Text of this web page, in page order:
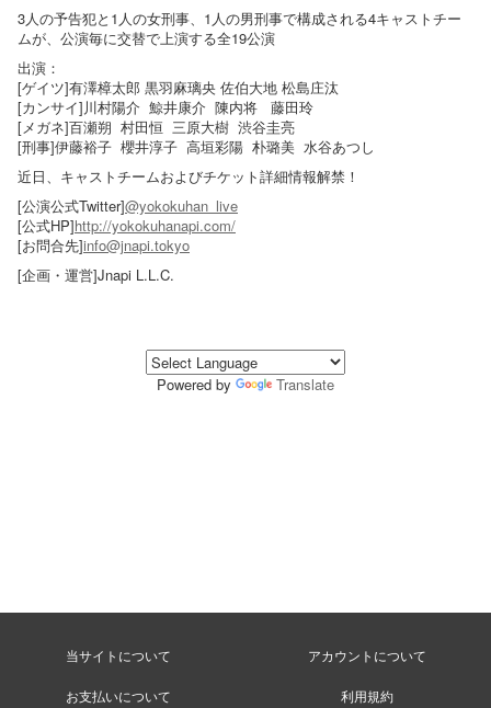
3人の予告犯と1人の女刑事、1人の男刑事で構成される4キャストチー
ムが、公演毎に交替で上演する全19公演
出演：
[ゲイツ]有澤樟太郎 黒羽麻璃央 佐伯大地 松島庄汰
[カンサイ]川村陽介 鯨井康介 陳内将 藤田玲
[メガネ]百瀬朔 村田恒 三原大樹 渋谷圭亮
[刑事]伊藤裕子 櫻井淳子 高垣彩陽 朴璐美 水谷あつし
近日、キャストチームおよびチケット詳細情報解禁！
[公演公式Twitter]@yokokuhan_live
[公式HP]http://yokokuhanapi.com/
[お問合先]info@jnapi.tokyo
[企画・運営]Jnapi L.L.C.
Powered by Translate
当サイトについて アカウントについて
お支払いについて 利用規約